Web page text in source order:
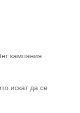
кампания
искат да се